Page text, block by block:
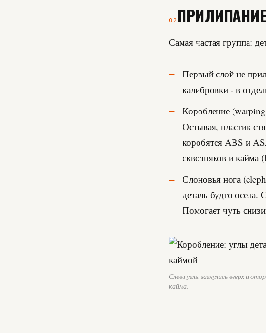
02
Самая частая группа:
Первый слой не
калибровки - в
Коробление
Остывая, пластик
коробятся ABS и
сквозняков и кайма
Слоновья нога
деталь будто
Помогает чуть
Слева углы загнулись вверх и
кайма.